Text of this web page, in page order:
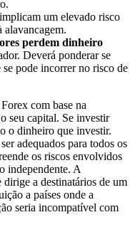
um elevado risco
alavancagem.
perdem dinheiro
Deverá ponderar se
pode incorrer no risco de
com base na
seu capital. Se investir
o dinheiro que investir.
adequados para todos os
os riscos envolvidos
independente. A
a destinatários de um
a países onde a
seria incompatível com